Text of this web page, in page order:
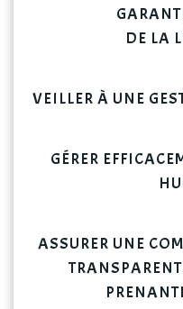
DE LA
VEILLER À UNE
GÉRER
ASSURER UNE